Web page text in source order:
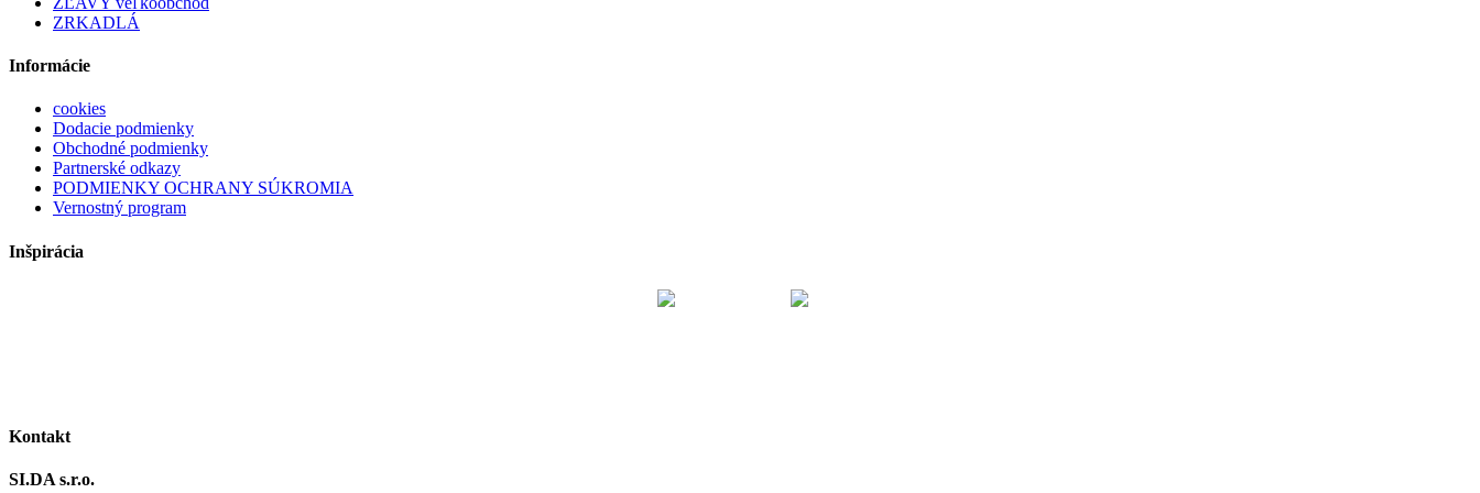
ZRKADLÁ
Informácie
cookies
Dodacie podmienky
Obchodné podmienky
Partnerské odkazy
PODMIENKY OCHRANY SÚKROMIA
Vernostný program
Inšpirácia
Kontakt
SI.DA s.r.o.